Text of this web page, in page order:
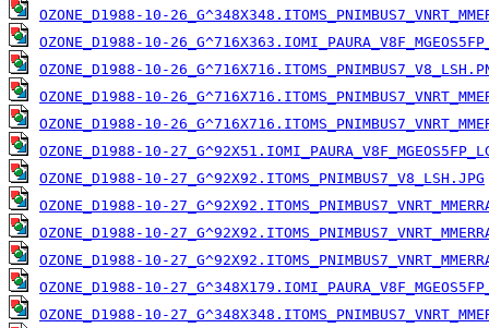
OZONE_D1988-10-
OZONE_D1988-10-
OZONE_D1988-10-
OZONE_D1988-10-
OZONE_D1988-10-
OZONE_D1988-10-
OZONE_D1988-10-27_G^92X92.ITOMS_PNIMBUS7_V8_LSH.JPG
OZONE_D1988-10-
OZONE_D1988-10-
OZONE_D1988-10-
OZONE_D1988-10-
OZONE_D1988-10-